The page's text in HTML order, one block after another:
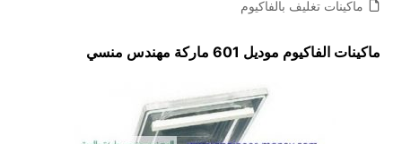
ماكينات تغليف بالفاكيوم
ماكينات الفاكيوم موديل 601 ماركة مهندس منسي